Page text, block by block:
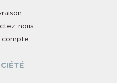
nous
compte